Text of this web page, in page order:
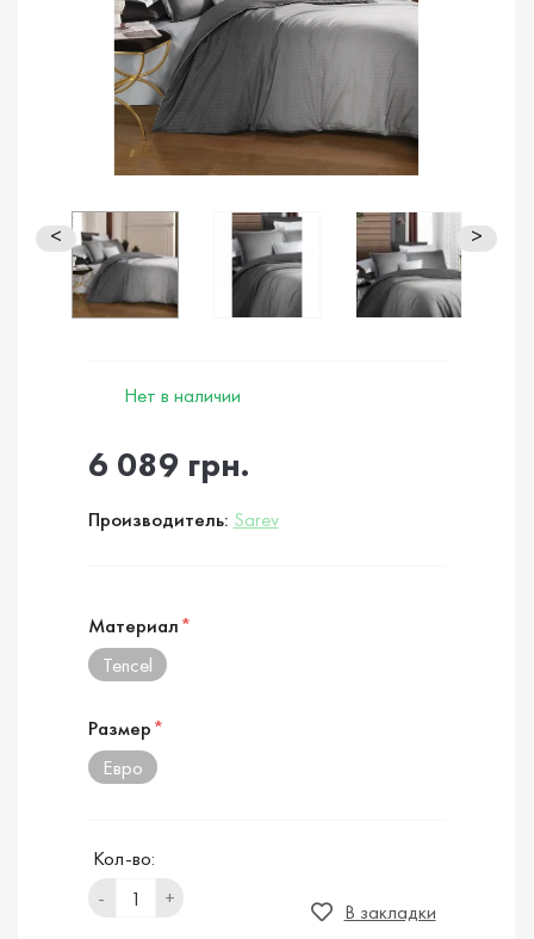
< >
Нет в наличии
6 089 грн.
Производитель: Sarev
Материал*
Tencel
Размер*
Евро
Кол-во:
-
+
В закладки